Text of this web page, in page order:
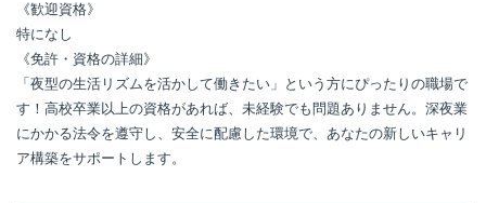
《歓迎資格》
特になし
《免許・資格の詳細》
「夜型の生活リズムを活かして働きたい」という方にぴったりの職場で
す！高校卒業以上の資格があれば、未経験でも問題ありません。深夜業
にかかる法令を遵守し、安全に配慮した環境で、あなたの新しいキャリ
ア構築をサポートします。